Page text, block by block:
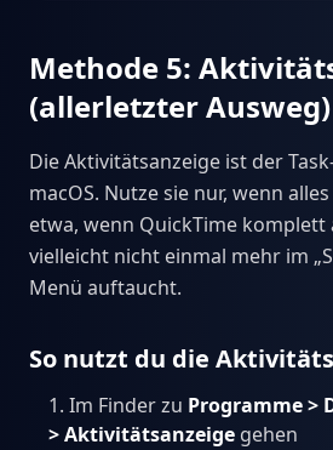
Methode 5:
(allerletzter Ausweg)
Die Aktivitätsanzeige ist der
macOS. Nutze sie nur, wenn
etwa, wenn QuickTime
vielleicht nicht einmal mehr im
Menü auftaucht.
So nutzt du die
Im Finder zu Programme >
> Aktivitätsanzeige gehen